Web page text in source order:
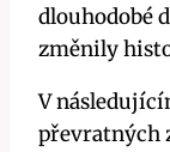
dlouhodobé
změnily
V
převratných